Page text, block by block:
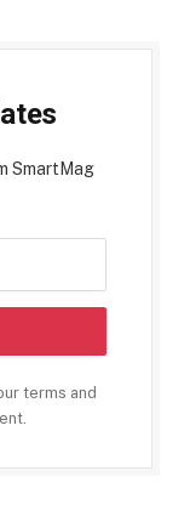
SmartMag
terms and